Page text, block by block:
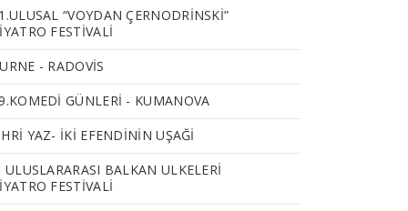
“VOYDAN ÇERNODRINSKI”
FESTIVALI
- RADOVIS
GÜNLERİ - KUMANOVA
YAZ- İKİ EFENDİNİN UŞAĞI
ULUSLARARASI BALKAN ULKELERI
FESTIVALI